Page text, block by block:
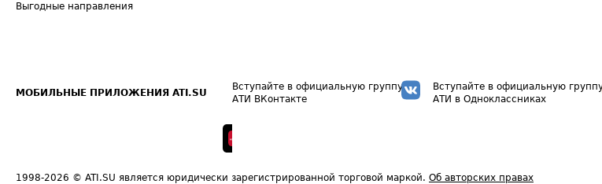
Выгодные направления
МОБИЛЬНЫЕ ПРИЛОЖЕНИЯ ATI.SU
Вступайте в официальную группу
АТИ ВКонтакте
Вступайте в официальную
АТИ в Одноклассниках
1998-2026 © ATI.SU является юридически зарегистрированной торговой маркой. Об авторских правах